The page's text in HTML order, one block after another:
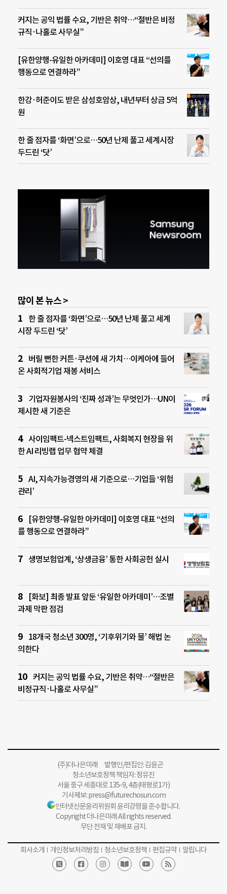
커지는 공익 법률 수요, 기반은 취약…“절반은 비정
규직·나홀로 사무실”
[유한양행-유일한 아카데미] 이호영 대표 “선의를
행동으로 연결하라”
한강·허준이도 받은 삼성호암상, 내년부터 상금 5억
원
한 줄 점자를 ‘화면’으로…50년 난제 풀고 세계시장
두드린 ‘닷’
많이 본 뉴스 >
한 줄 점자를 ‘화면’으로…50년 난제 풀고 세계
시장 두드린 ‘닷’
버릴 뻔한 커튼·쿠션에 새 가치…이케아에 들어
온 사회적기업 재봉 서비스
기업자원봉사의 ‘진짜 성과’는 무엇인가…UN이
제시한 새 기준은
사이임팩트-넥스트임팩트, 사회복지 현장을 위
한 AI 리빙랩 업무 협약 체결
AI, 지속가능경영의 새 기준으로…기업들 ‘위험
관리’
[유한양행-유일한 아카데미] 이호영 대표 “선의
를 행동으로 연결하라”
생명보험업계, ‘상생금융’ 통한 사회공헌 실시
[화보] 최종 발표 앞둔 ‘유일한 아카데미’…조별
과제 막판 점검
18개국 청소년 300명, ‘기후위기와 물’ 해법 논
의한다
커지는 공익 법률 수요, 기반은 취약…“절반은
비정규직·나홀로 사무실”
(주)더나은미래 발행인/편집인: 김윤곤
청소년보호정책 책임자: 정유진
서울 중구 세종대로 135-9, 4층(태평로1가)
기사제보:press@futurechosun.com
인터넷신문윤리위원회 윤리강령을 준수합니다.
Copyright 더나은미래 All rights reserved.
무단 전재 및 재배포 금지.
회사소개 개인정보처리방침 청소년보호정책 편집규약 알립니다